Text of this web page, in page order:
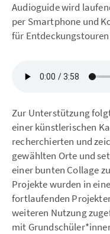
Audioguide wird
per Smartphone und
für
Zur Unterstützung
einer künstlerischen
recherchierten und
gewählten Orte und
einer bunten Collage
Projekte wurden in
fortlaufenden
weiteren Nutzung
mit